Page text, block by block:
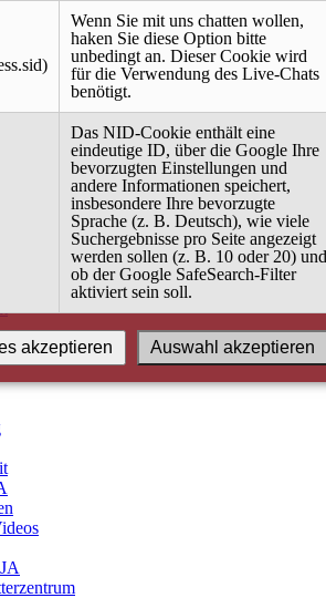
aktiv
unterwegs
Kurs suchen
& Elternschaft
Wenn Sie mit uns chatten wollen,
haken Sie diese Option bitte
unbedingt an. Dieser Cookie wird
für die Verwendung des Live-Chats
benötigt.
Das NID-Cookie enthält eine
eindeutige ID, über die Google Ihre
bevorzugten Einstellungen und
andere Informationen speichert,
insbesondere Ihre bevorzugte
Sprache (z. B. Deutsch), wie viele
Suchergebnisse pro Seite angezeigt
werden sollen (z. B. 10 oder 20) und
ob der Google SafeSearch-Filter
aktiviert sein soll.
Auswahl akzeptieren
akzeptieren